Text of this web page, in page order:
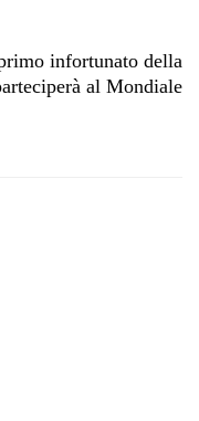
infortunato della
al Mondiale